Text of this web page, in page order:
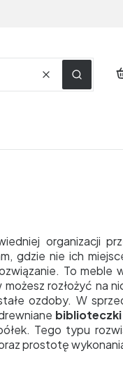
WyczyśćSzukaj
organizacji
gdzie nie ich
To meble
rozłożyć na
ozdoby. W
biblioteczki
Tego typu
prostotę